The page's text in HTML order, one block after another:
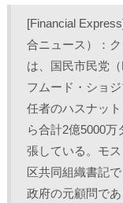
て
T
i
t
e
r
で
共
有
新
い
ウ
ィ
ン
ド
ウ
o
o
で
有
す
る
は
ク
リ
ッ
し
て
く
だ
さ
い
L
n
e
d
n
で
共
(
し
い
ウ
ィ
ン
ド
[Financial
合ニュース）：
は、国民市民党
フムード・ショ
任者のハスナッ
ら合計2億5000
張している。モ
区共同組織書記
政府の元顧問で